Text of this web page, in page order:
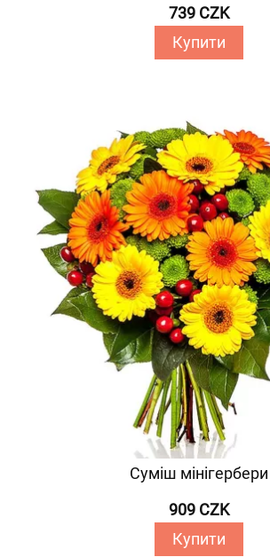
739 CZK
Купити
Суміш мінігербери
909 CZK
Купити